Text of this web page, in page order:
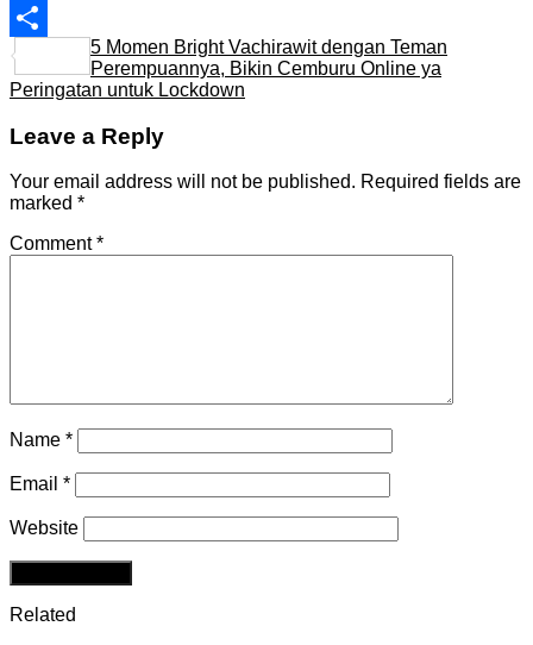
Line
Share
5 Momen Bright Vachirawit dengan Teman
Perempuannya, Bikin Cemburu Online ya
Peringatan untuk Lockdown
Leave a Reply
Your email address will not be published. Required fields are
marked *
Comment*
Name *
Email *
Website
Related